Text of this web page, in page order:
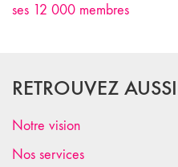
ses 12 000 membres
RETROUVEZ AUSSI
Notre vision
Nos services